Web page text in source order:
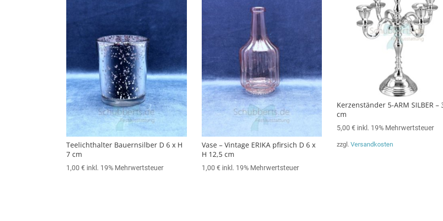
Teelichthalter Bauernsilber D 6 x H
7 cm
1,00€ inkl. 19% Mehrwertsteuer
Vase – Vintage ERIKA pfirsich D 6 x
H 12,5 cm
1,00 € inkl. 19% Mehrwertsteuer
Kerzenständer 5-ARM SILBER –
cm
5,00€ inkl. 19% Mehrwertsteuer
zzgl.Versandkosten